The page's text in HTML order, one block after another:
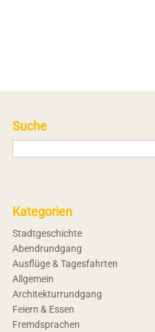
Suche
Kategorien
Stadtgeschichte
Abendrundgang
Ausflüge & Tagesfahrten
Allgemein
Architekturrundgang
Feiern & Essen
Fremdsprachen